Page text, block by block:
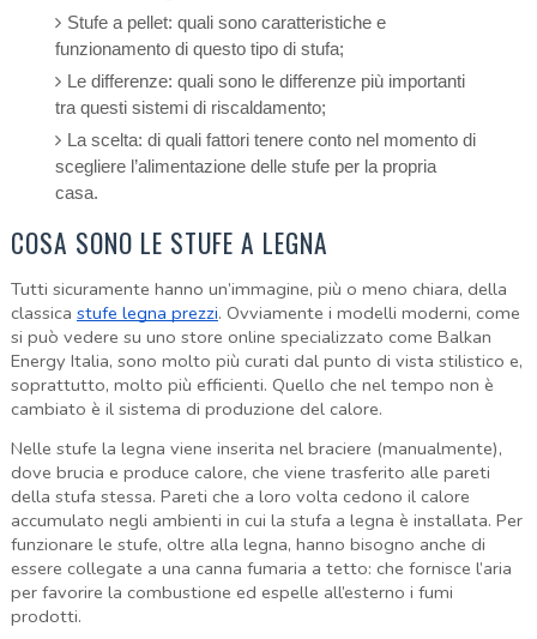
Stufe a pellet: quali sono caratteristiche e
funzionamento di questo tipo di stufa;
Le differenze: quali sono le differenze più importanti
tra questi sistemi di riscaldamento;
La scelta: di quali fattori tenere conto nel momento di
scegliere l’alimentazione delle stufe per la propria
casa.
COSA SONO LE STUFE A LEGNA
Tutti sicuramente hanno un’immagine, più o meno chiara, della
classica stufe legna prezzi. Ovviamente i modelli moderni, come
si può vedere su uno store online specializzato come Balkan
Energy Italia, sono molto più curati dal punto di vista stilistico e,
soprattutto, molto più efficienti. Quello che nel tempo non è
cambiato è il sistema di produzione del calore.
Nelle stufe la legna viene inserita nel braciere (manualmente),
dove brucia e produce calore, che viene trasferito alle pareti
della stufa stessa. Pareti che a loro volta cedono il calore
accumulato negli ambienti in cui la stufa a legna è installata. Per
funzionare le stufe, oltre alla legna, hanno bisogno anche di
essere collegate a una canna fumaria a tetto: che fornisce l’aria
per favorire la combustione ed espelle all’esterno i fumi
prodotti.